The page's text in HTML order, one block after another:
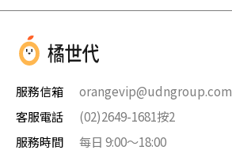
服務信箱
orangevip@udngroup.com
客服電話
(02)2649-1681按2
服務時間
每日 9:00～18:00